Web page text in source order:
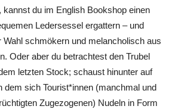
du im English Bookshop einen
Ledersessel ergattern – und
Wahl schmökern und melancholisch aus
Oder aber du betrachtest den Trubel
letzten Stock; schaust hinunter auf
dem sich Tourist*innen (manchmal und
Zugezogenen) Nudeln in Form